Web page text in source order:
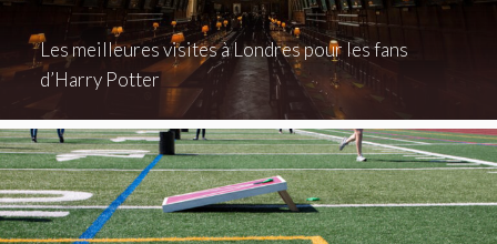
Les meilleures visites à Londres pour les fans
d’Harry Potter